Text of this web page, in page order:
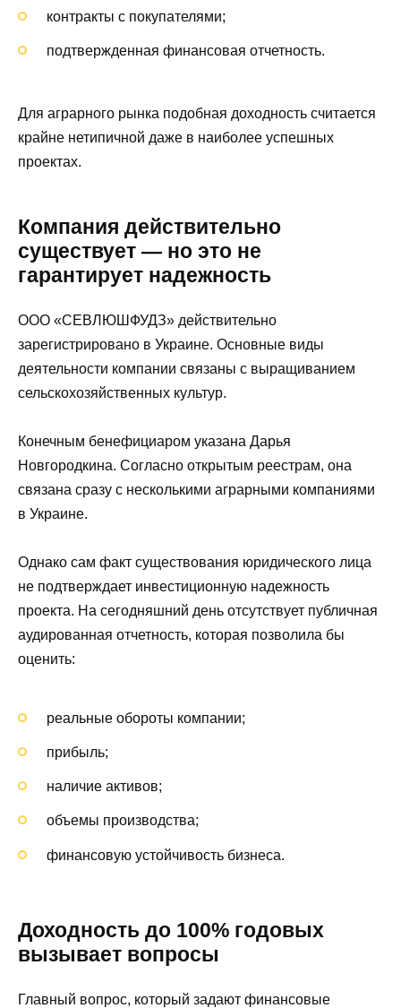
контракты с покупателями;
подтвержденная финансовая отчетность.
Для аграрного рынка подобная доходность считается
крайне нетипичной даже в наиболее успешных
проектах.
Компания действительно
существует — но это не
гарантирует надежность
ООО «СЕВЛЮШФУДЗ» действительно
зарегистрировано в Украине. Основные виды
деятельности компании связаны с выращиванием
сельскохозяйственных культур.
Конечным бенефициаром указана Дарья
Новгородкина. Согласно открытым реестрам, она
связана сразу с несколькими аграрными компаниями
в Украине.
Однако сам факт существования юридического лица
не подтверждает инвестиционную надежность
проекта. На сегодняшний день отсутствует публичная
аудированная отчетность, которая позволила бы
оценить:
реальные обороты компании;
прибыль;
наличие активов;
объемы производства;
финансовую устойчивость бизнеса.
Доходность до 100% годовых
вызывает вопросы
Главный вопрос, который задают финансовые